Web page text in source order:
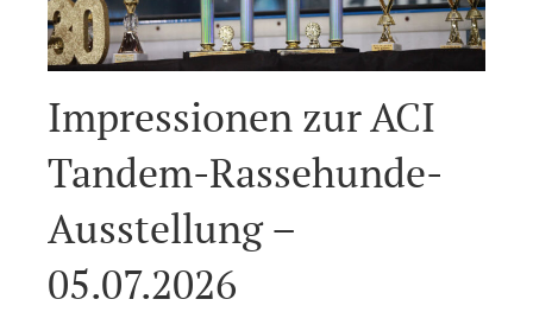
Impressionen zur ACI
Tandem-Rassehunde-
Ausstellung –
05.07.2026